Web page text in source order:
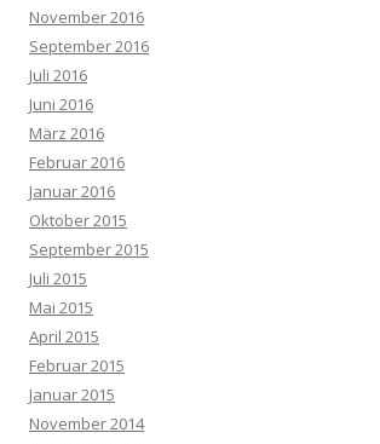
November 2016
September 2016
Juli 2016
Juni 2016
März 2016
Februar 2016
Januar 2016
Oktober 2015
September 2015
Juli 2015
Mai 2015
April 2015
Februar 2015
Januar 2015
November 2014